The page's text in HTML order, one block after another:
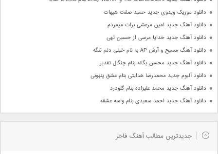
دانلود موزیک ویدوی جدید حمید صفت هیهات
دانلود آهنگ جدید امین مرعشی برات میمردم
دانلود آهنگ جدید خدایا مرسی از حسین تهی
دانلود آهنگ مسیح و آرش AP به نام خیلی دلم تنگه
دانلود آهنگ جدید محسن یگانه بنام چنگال تقدیر
دانلود آلبوم جدید محمدرضا هدایتی بنام عشق پنهونی
دانلود آهنگ جدید محمد علیزاده بنام گلودرد
دانلود آهنگ جدید احمد سعیدی بنام واسه عشقه
جدیدترین مطالب آهنگ فاخر